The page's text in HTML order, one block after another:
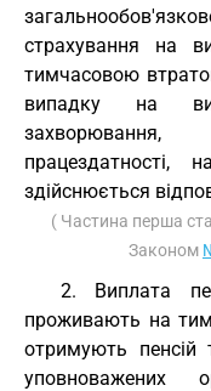
страхування на
тимчасовою
випадку на
працездатності,
здійснюється
( Частина перша
Законом
2. Виплата
проживають на
отримують пенсій
уповноважених